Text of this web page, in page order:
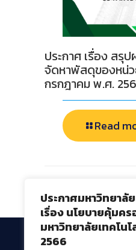
ประกาศมหาวิทยาลั
เรื่อง นโยบายคุ้มค
มหาวิทยาลัยเทคโ
2566
ประกาศ เรื่อง สรุ
จัดหาพัสดุของหน่ว
กรกฎาคม พ.ศ.
Read